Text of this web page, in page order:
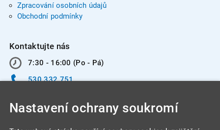
Zpracování osobních údajů
Obchodní podmínky
Kontaktujte nás
7:30 - 16:00 (Po - Pá)
530 332 751
Nastavení ochrany soukromí